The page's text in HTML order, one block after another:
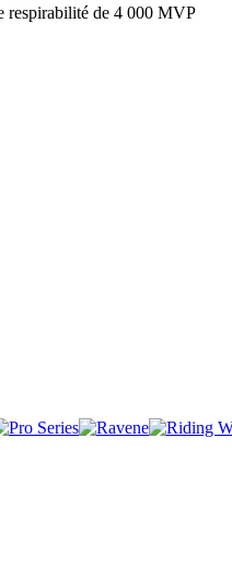
respirabilité de 4 000 MVP